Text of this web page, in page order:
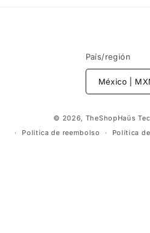
País/región
de
© 2026, TheShopHaüs
Política de reembolso
Política